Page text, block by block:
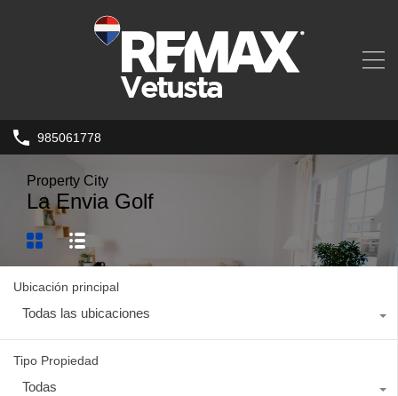
985061778
Property City
La Envia Golf
Ubicación principal
Todas las ubicaciones
Tipo Propiedad
Todas